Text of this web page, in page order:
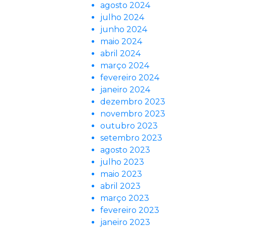
agosto 2024
julho 2024
junho 2024
maio 2024
abril 2024
março 2024
fevereiro 2024
janeiro 2024
dezembro 2023
novembro 2023
outubro 2023
setembro 2023
agosto 2023
julho 2023
maio 2023
abril 2023
março 2023
fevereiro 2023
janeiro 2023